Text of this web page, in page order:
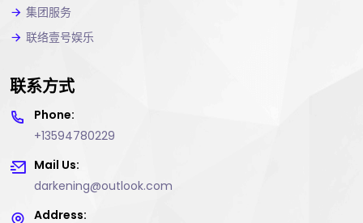
集团服务
联络壹号娱乐
联系方式
Phone:
+13594780229
Mail Us:
darkening@outlook.com
Address: